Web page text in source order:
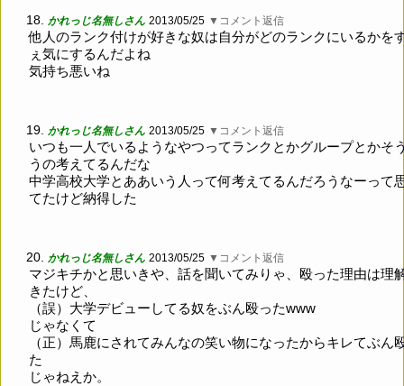
18. かれっじ名無しさん 2013/05/25 ▼コメント返信
他人のランク付けが好きな奴は自分がどのランクにいるかを
ぇ気にするんだよね
気持ち悪いね
19. かれっじ名無しさん 2013/05/25 ▼コメント返信
いつも一人でいるようなやつってランクとかグループとかそ
うの考えてるんだな
中学高校大学とああいう人って何考えてるんだろうなーって
てたけど納得した
20. かれっじ名無しさん 2013/05/25 ▼コメント返信
マジキチかと思いきや、話を聞いてみりゃ、殴った理由は理
きたけど、
（誤）大学デビューしてる奴をぶん殴ったwww
じゃなくて
（正）馬鹿にされてみんなの笑い物になったからキレてぶん
た
じゃねえか。